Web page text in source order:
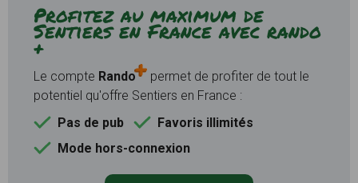
Profitez au maximum de
Sentiers en France avec rando
+
Le compte Rando
permet de profiter de tout le
potentiel qu'offre Sentiers en France :
Pas de pub
Favoris illimités
Mode hors-connexion